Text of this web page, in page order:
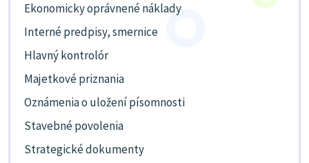
Ekonomicky oprávnené náklady
Interné predpisy, smernice
Hlavný kontrolór
Majetkové priznania
Oznámenia o uložení písomnosti
Stavebné povolenia
Strategické dokumenty